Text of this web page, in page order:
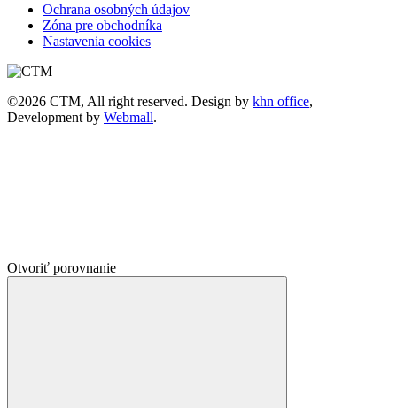
Ochrana osobných údajov
Zóna pre obchodníka
Nastavenia cookies
©2026 CTM, All right reserved. Design by khn office,
Development by Webmall.
Otvoriť porovnanie